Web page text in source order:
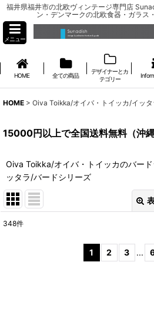
福井県福井市の北欧ヴィンテージ専門店
ン・デンマークの北欧食器・ガラス
メニュー
HOME 全ての商品
デザイナーとカ
テゴリー
HOME > Oiva Toikka/オイバ・トイッカ/イッタ
15000円以上で全国送料無料（沖
Oiva Toikka/オイバ・トイッカのバー
ッタラ/バードシリーズ
348件
1 2 3 ...